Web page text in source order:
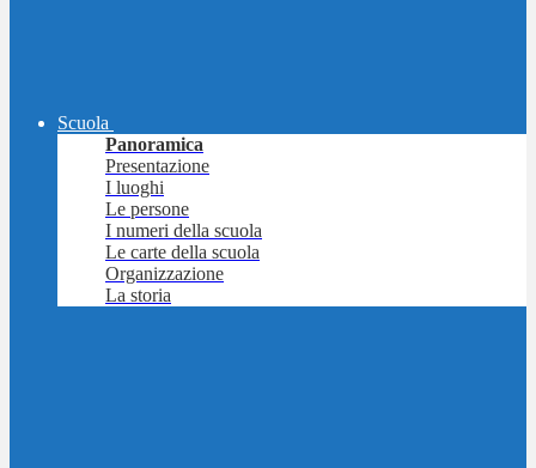
Scuola
Panoramica
Presentazione
I luoghi
Le persone
I numeri della scuola
Le carte della scuola
Organizzazione
La storia